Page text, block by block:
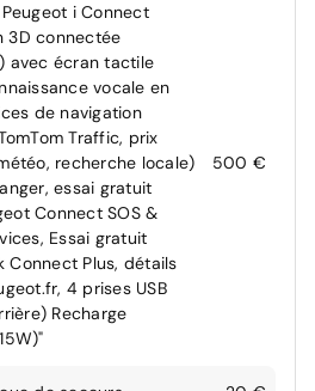
i Connect
3D connectée
avec écran tactile
vocale en
de navigation
Traffic, prix
recherche locale)
essai gratuit
Connect SOS &
Essai gratuit
Connect Plus, détails
4 prises USB
Recharge
500 €